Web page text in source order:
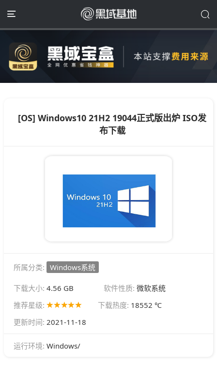
[OS] Windows10 21H2 19044正式版出炉 ISO发
布下载
所属分类: Windows系统
下载大小: 4.56 GB 软件性质: 微软系统
推荐星级:
下载热度: 18552 ℃
更新时间: 2021-11-18
运行环境: Windows/